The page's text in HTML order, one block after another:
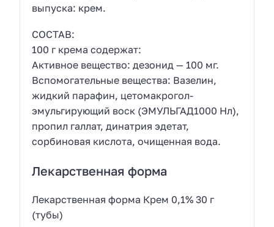
выпуска: крем.
СОСТАВ:
100 г крема содержат:
Активное вещество: дезонид — 100 мг.
Вспомогательные вещества: Вазелин,
жидкий парафин, цетомакрогол-
эмульгирующий воск (ЭМУЛЬГАД1000 Нл),
пропил галлат, динатрия эдетат,
сорбиновая кислота, очищенная вода.
Лекарственная форма
Лекарственная форма Крем 0,1% 30 г
(тубы)